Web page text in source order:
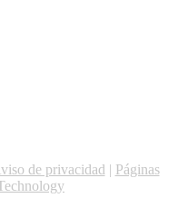
de privacidad
Páginas